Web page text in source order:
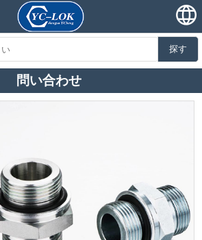
探す
問い合わせ